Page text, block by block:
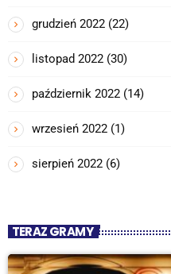
grudzień 2022 (22)
listopad 2022 (30)
październik 2022 (14)
wrzesień 2022 (1)
sierpień 2022 (6)
TERAZ GRAMY